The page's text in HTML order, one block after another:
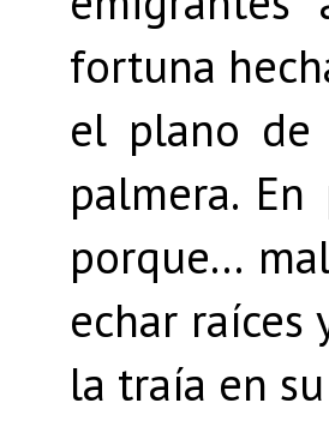
fortuna
el plano de
palmera.
porque...
echar
la traía en